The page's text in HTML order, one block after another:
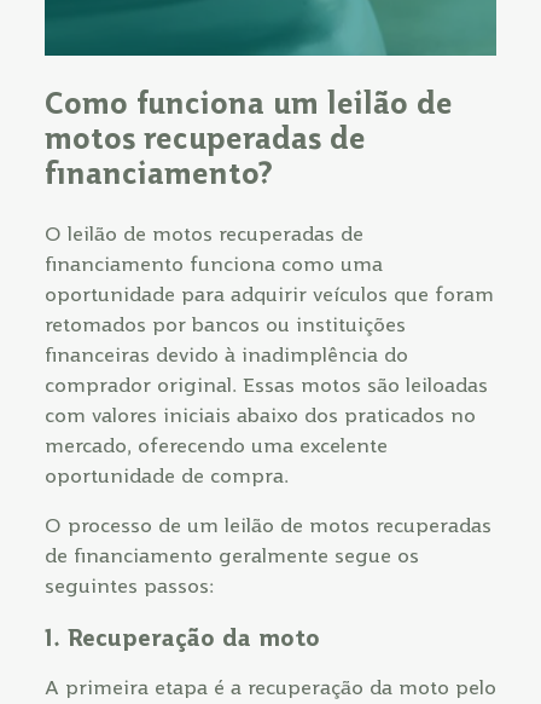
Como funciona um leilão de
motos recuperadas de
financiamento?
O leilão de motos recuperadas de
financiamento funciona como uma
oportunidade para adquirir veículos que foram
retomados por bancos ou instituições
financeiras devido à inadimplência do
comprador original. Essas motos são leiloadas
com valores iniciais abaixo dos praticados no
mercado, oferecendo uma excelente
oportunidade de compra.
O processo de um leilão de motos recuperadas
de financiamento geralmente segue os
seguintes passos:
1. Recuperação da moto
A primeira etapa é a recuperação da moto pelo